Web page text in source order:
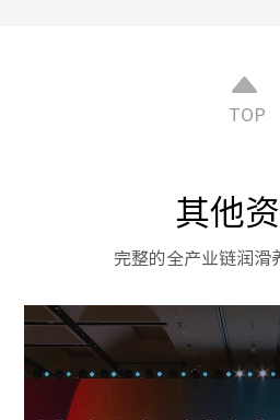
TOP
其他
完整的全产业链润滑